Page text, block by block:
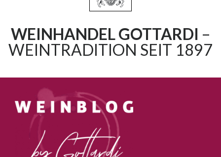
WEINHANDEL GOTTARDI –
WEINTRADITION SEIT 1897